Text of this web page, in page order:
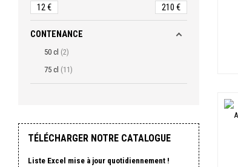
12€ 210 €
CONTENANCE
50 cl
2
75 cl
11
TÉLÉCHARGER NOTRE CATALOGUE
Liste Excel mise à jour quotidiennement !